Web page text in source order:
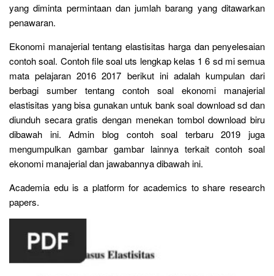
yang diminta permintaan dan jumlah barang yang ditawarkan
penawaran.
Ekonomi manajerial tentang elastisitas harga dan penyelesaian
contoh soal. Contoh file soal uts lengkap kelas 1 6 sd mi semua
mata pelajaran 2016 2017 berikut ini adalah kumpulan dari
berbagi sumber tentang contoh soal ekonomi manajerial
elastisitas yang bisa gunakan untuk bank soal download sd dan
diunduh secara gratis dengan menekan tombol download biru
dibawah ini. Admin blog contoh soal terbaru 2019 juga
mengumpulkan gambar gambar lainnya terkait contoh soal
ekonomi manajerial dan jawabannya dibawah ini.
Academia edu is a platform for academics to share research
papers.